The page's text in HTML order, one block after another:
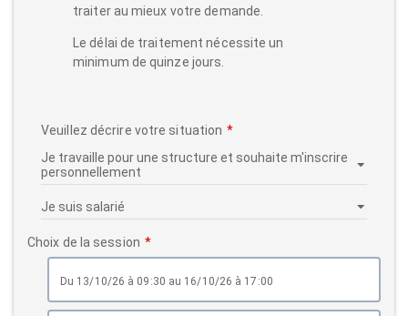
traiter au mieux votre demande.
Le délai de traitement nécessite un
minimum de quinze jours.
Veuillez décrire votre situation
Choix de la session
du 13/10/26 à 09:30 au 16/10/26 à 17:00